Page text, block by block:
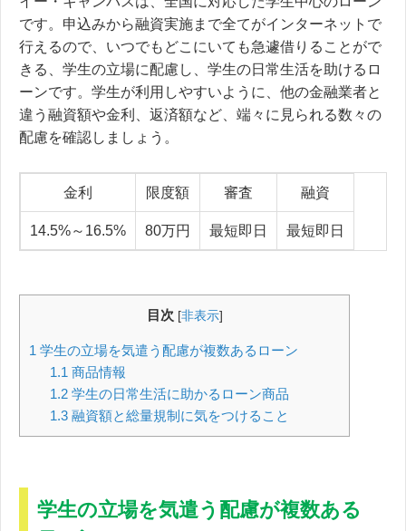
です。申込みから融資実施まで全てがインターネットで
行えるので、いつでもどこにいても急遽借りることがで
きる、学生の立場に配慮し、学生の日常生活を助けるロ
ーンです。学生が利用しやすいように、他の金融業者と
違う融資額や金利、返済額など、端々に見られる数々の
配慮を確認しましょう。
金利 限度額 審査 融資
14.5%～16.5% 80万円 最短即日 最短即日
目次 [非表示]
1 学生の立場を気遣う配慮が複数あるローン
1.1 商品情報
1.2学生の日常生活に助かるローン商品
1.3融資額と総量規制に気をつけること
学生の立場を気遣う配慮が複数ある